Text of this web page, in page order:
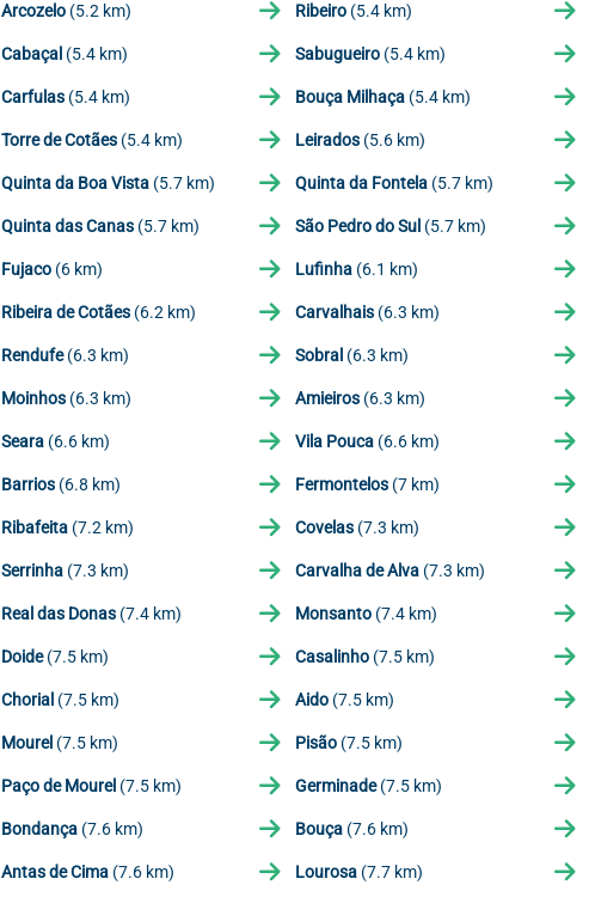
Arcozelo(5.2 km) Ribeiro (5.4 km)
Cabaçal (5.4 km) Sabugueiro (5.4 km)
Carfulas(5.4 km) Bouça Milhaça (5.4 km)
Torre de Cotães(5.4 km) Leirados (5.6 km)
Quinta da Boa Vista(5.7 km) Quinta da Fontela (5.7 km)
Quinta das Canas(5.7 km) São Pedro do Sul (5.7 km)
Fujaco(6 km) Lufinha (6.1 km)
Ribeira de Cotães(6.2 km) Carvalhais (6.3 km)
Rendufe(6.3 km) Sobral (6.3 km)
Moinhos(6.3 km) Amieiros (6.3 km)
Seara(6.6 km) Vila Pouca (6.6 km)
Barrios(6.8 km) Fermontelos (7 km)
Ribafeita(7.2 km) Covelas (7.3 km)
Serrinha(7.3 km) Carvalha de Alva (7.3 km)
Real das Donas(7.4 km) Monsanto (7.4 km)
Doide(7.5 km) Casalinho (7.5 km)
Chorial (7.5 km) Aido (7.5 km)
Mourel (7.5 km) Pisão (7.5 km)
Paço de Mourel (7.5 km) Germinade(7.5 km)
Bondança(7.6 km) Bouça (7.6 km)
Antas de Cima(7.6 km) Lourosa (7.7 km)